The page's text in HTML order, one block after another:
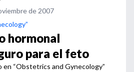
de 2007
hormonal
para el feto
en “Obstetrics and Gynecology”